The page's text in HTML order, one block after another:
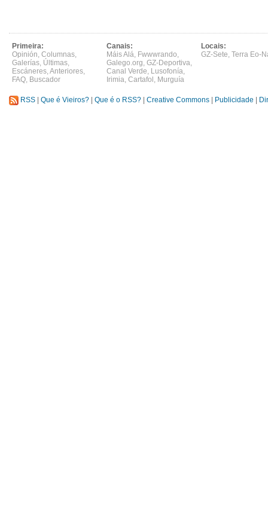
Primeira:
Opinión, Columnas,
Galerías, Últimas,
Escáneres,Anteriores,
FAQ, Buscador
Canais:
Máis Alá, Fwwwrando,
Galego.org, GZ-Deportiva,
Canal Verde, Lusofonía,
Irimia, Cartafol , Murguía
Locais:
GZ-Sete, Terra Eo-
RSS Que é Vieiros? Que é o RSS? Creative Commons Publicidade